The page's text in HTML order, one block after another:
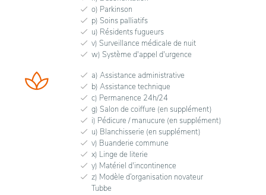
o) Parkinson
p) Soins palliatifs
u) Résidents fugueurs
v) Surveillance médicale de nuit
w) Système d'appel d'urgence
a) Assistance administrative
b) Assistance technique
c) Permanence 24h/24
g) Salon de coiffure (en supplément)
i) Pédicure / manucure (en supplément)
u) Blanchisserie (en supplément)
v) Buanderie commune
x) Linge de literie
y) Matériel d'incontinence
z) Modèle d’organisation novateur
Tubbe